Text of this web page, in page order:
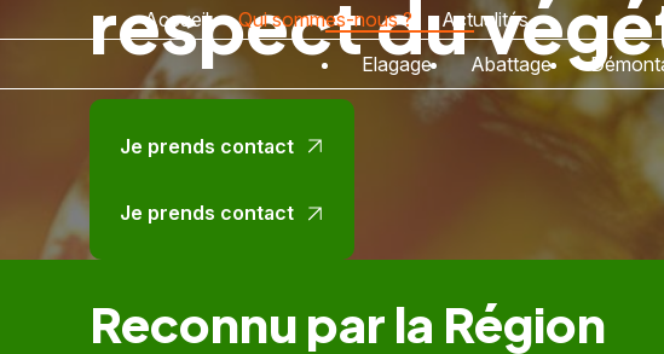
Accueil Qui sommes-nous ?
Actualités
Elagage
Abattage
respect du
Je prends contact
Je prends contact
Reconnu par la Région
Panneau de gestion des cookies